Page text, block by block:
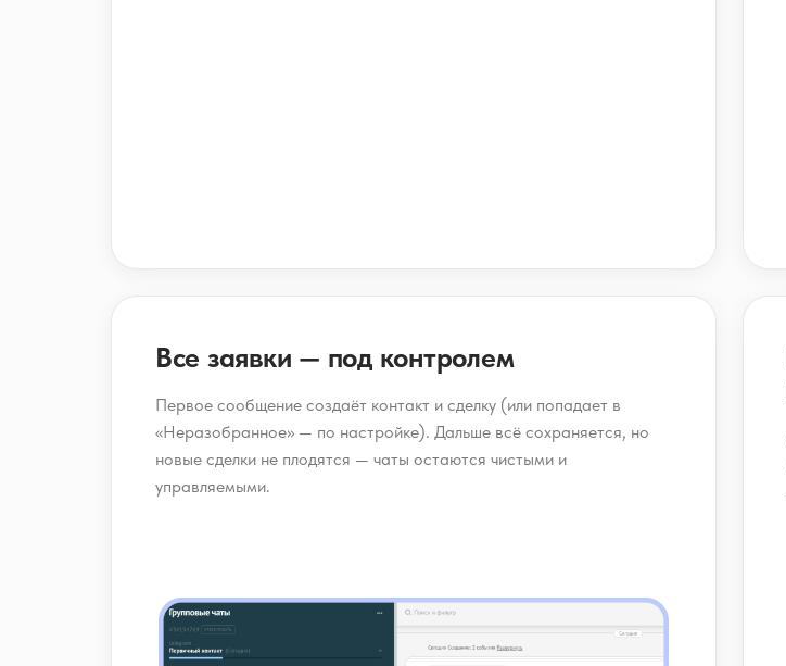
Все заявки — под контролем
Первое сообщение создаёт контакт и сделку (или попадает в
«Неразобранное» — по настройке). Дальше всё сохраняется, но
новые сделки не плодятся — чаты остаются чистыми и
управляемыми.